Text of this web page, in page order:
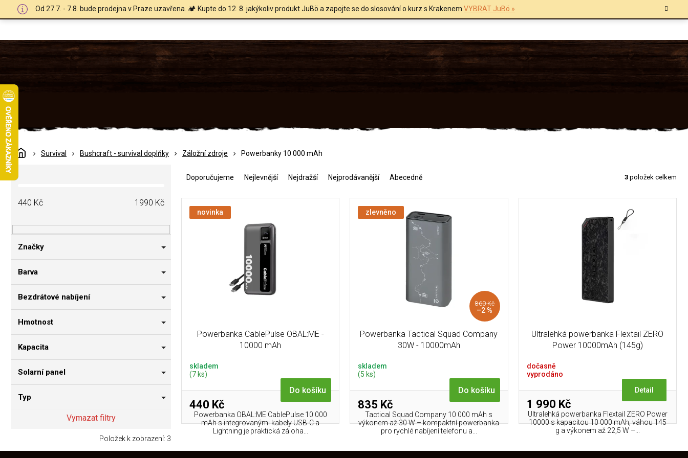
Od 27.7. - 7.8. bude prodejna v Praze uzavřena. 🏕️ Kupte do 12. 8. jakýkoliv produkt JuBö a zapojte se do slosování o kurz s Krakenem.VYBRAT JuBö »
DomůSurvival Bushcraft - survival doplňky Záložní zdroje Powerbanky 10 000 mAh
P
o
a
n
í
a
440 Kč 1990 Kč
Značky
Barva
Bezdrátové nabíjení
Hmotnost
Kapacita
Solarní panel
Typ
Vymazat filtry
Položek k zobrazení: 3
e
Doporučujeme Nejlevnější Nejdražší Nejprodávanější Abecedně 3 položek celkem
novinka
Powerbanka CablePulse OBAL:ME -
10000 mAh
skladem
(7 ks)
440 Kč
Do košíku
Powerbanka OBAL:ME CablePulse 10 000
mAh s integrovanými kabely USB-C a
Lightning je praktická záloha...
zlevněno
860 Kč
–2 %
Powerbanka Tactical Squad Company
30W - 10000mAh
skladem
(5 ks)
835 Kč
Do košíku
Tactical Squad Company 10 000 mAh s
výkonem až 30 W – kompaktní powerbanka
pro rychlé nabíjení telefonu a...
Ultralehká powerbanka Flextail ZERO
Power 10000mAh (145g)
dočasně
vyprodáno
1 990 Kč
Detail
Ultralehká powerbanka Flextail ZERO Power
10000 s kapacitou 10 000 mAh, váhou 145
g a výkonem až 22,5 W –...
O